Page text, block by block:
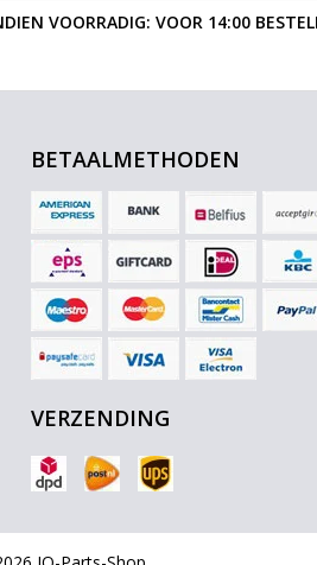
VOORRADIG: VOOR 14:00
BETAALMETHODEN
VERZENDING